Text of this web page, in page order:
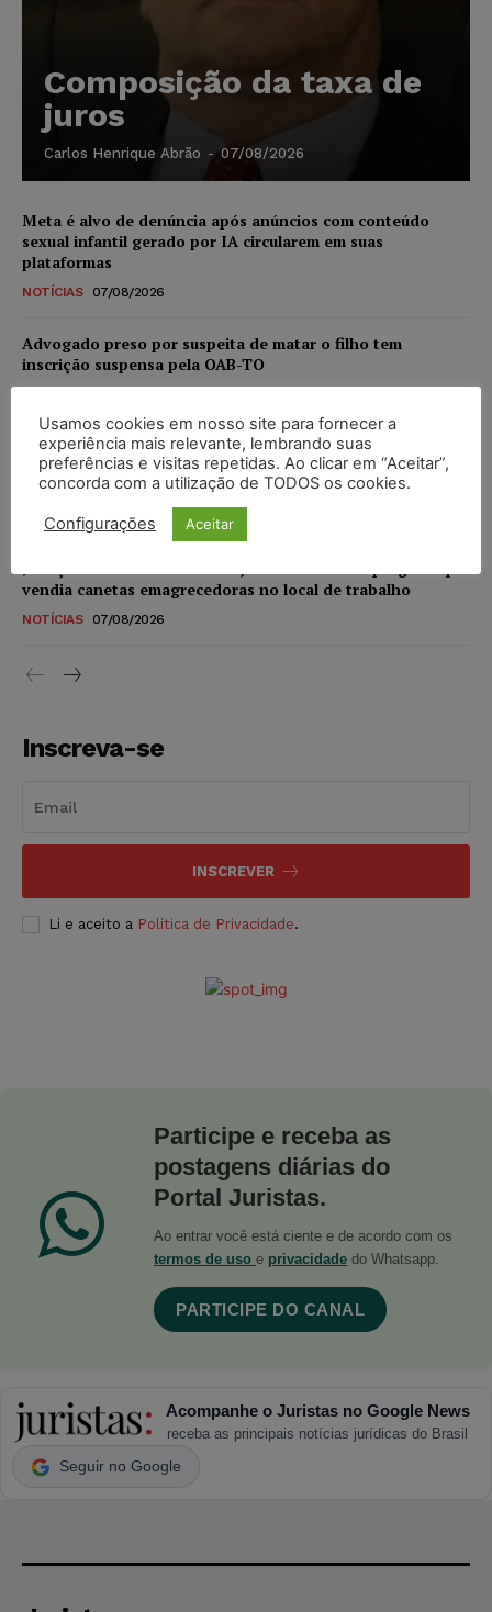
Composição da taxa de
juros
Carlos Henrique Abrão - 07/08/2026
Meta é alvo de denúncia após anúncios com conteúdo
sexual infantil gerado por IA circularem em suas
plataformas
NOTÍCIAS 07/08/2026
Advogado preso por suspeita de matar o filho tem
inscrição suspensa pela OAB-TO
STF amplia isenção de IBS e CBS na compra de veículos
novos para pessoas com deficiência e autistas de todos os
níveis
DIREITO TRIBUTÁRIO 07/08/2026
vendia canetas emagrecedoras no local de trabalho
NOTÍCIAS 07/08/2026
Inscreva-se
INSCREVER
Li e aceito a Política de Privacidade.
Participe e receba as
postagens diárias do
Portal Juristas.
Ao entrar você está ciente e de acordo com os
termos de uso e privacidade do Whatsapp.
PARTICIPE DO CANAL
Acompanhe o Juristas no Google News
receba as principais notícias jurídicas do Brasil
Seguir no Google
Usamos cookies em nosso site para fornecer a
experiência mais relevante, lembrando suas
preferências e visitas repetidas. Ao clicar em “Aceitar”,
concorda com a utilização de TODOS os cookies.
Configurações Aceitar